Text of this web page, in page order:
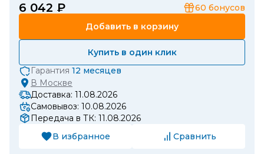
6 042 ₽ 60 бонусов
Добавить в корзину
Купить в один клик
Гарантия 12 месяцев
В Москве
Доставка: 11.08.2026
Самовывоз: 10.08.2026
Передача в ТК: 11.08.2026
В избранное
Сравнить